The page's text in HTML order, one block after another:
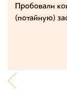
Пробовали
(потайную)